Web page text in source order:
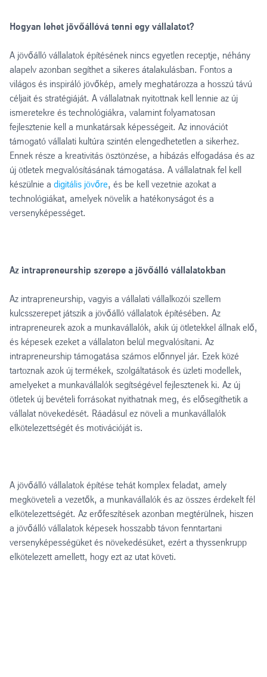
Hogyan lehet jövőállóvá tenni egy vállalatot?
A jövőálló vállalatok építésének nincs egyetlen receptje, néhány
alapelv azonban segíthet a sikeres átalakulásban. Fontos a
világos és inspiráló jövőkép, amely meghatározza a hosszú távú
céljait és stratégiáját. A vállalatnak nyitottnak kell lennie az új
ismeretekre és technológiákra, valamint folyamatosan
fejlesztenie kell a munkatársak képességeit. Az innovációt
támogató vállalati kultúra szintén elengedhetetlen a sikerhez.
Ennek része a kreativitás ösztönzése, a hibázás elfogadása és az
új ötletek megvalósításának támogatása. A vállalatnak fel kell
készülnie a digitális jövőre, és be kell vezetnie azokat a
technológiákat, amelyek növelik a hatékonyságot és a
versenyképességet.
Az intrapreneurship szerepe a jövőálló vállalatokban
Az intrapreneurship, vagyis a vállalati vállalkozói szellem
kulcsszerepet játszik a jövőálló vállalatok építésében. Az
intrapreneurek azok a munkavállalók, akik új ötletekkel állnak elő,
és képesek ezeket a vállalaton belül megvalósítani. Az
intrapreneurship támogatása számos előnnyel jár. Ezek közé
tartoznak azok új termékek, szolgáltatások és üzleti modellek,
amelyeket a munkavállalók segítségével fejlesztenek ki. Az új
ötletek új bevételi forrásokat nyithatnak meg, és elősegíthetik a
vállalat növekedését. Ráadásul ez növeli a munkavállalók
elkötelezettségét és motivációját is.
A jövőálló vállalatok építése tehát komplex feladat, amely
megköveteli a vezetők, a munkavállalók és az összes érdekelt fél
elkötelezettségét. Az erőfeszítések azonban megtérülnek, hiszen
a jövőálló vállalatok képesek hosszabb távon fenntartani
versenyképességüket és növekedésüket, ezért a thyssenkrupp
elkötelezett amellett, hogy ezt az utat követi.